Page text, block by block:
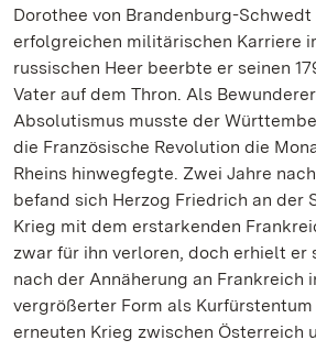
Dorothee von Brandenburg-
erfolgreichen militärischen Karriere
russischen Heer beerbte er seinen
Vater auf dem Thron. Als
Absolutismus musste der
die Französische Revolution die
Rheins hinwegfegte. Zwei Jahre
befand sich Herzog Friedrich an der
Krieg mit dem erstarkenden
zwar für ihn verloren, doch erhielt er
nach der Annäherung an Frankreich
vergrößerter Form als Kurfürstentum
erneuten Krieg zwischen Österreich